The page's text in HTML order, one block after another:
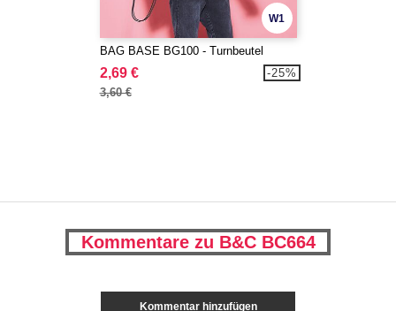
W1
BAG BASE BG100 - Turnbeutel
2,69 €
3,60 €
-25%
Kommentare zu B&C BC664
Kommentar hinzufügen